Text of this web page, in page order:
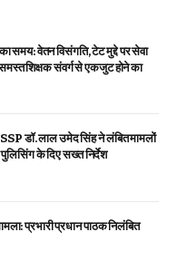
समय: वेतन विसंगति, टेट मुद्दे पर सेवा
समस्त शिक्षक संवर्ग से एकजुट होने का
डॉ. लाल उमेद सिंह ने लंबित मामलों
के दिए सख्त निर्देश
प्रभारी प्रधान पाठक निलंबित